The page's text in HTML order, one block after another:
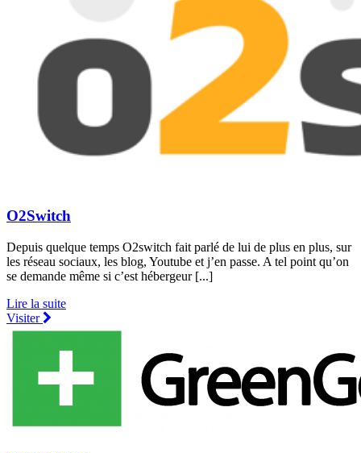
O2Switch
Depuis quelque temps O2switch fait parlé de lui de plus en plus, sur
les réseau sociaux, les blog, Youtube et j’en passe. A tel point qu’on
se demande même si c’est hébergeur [...]
Lire la suite
Visiter